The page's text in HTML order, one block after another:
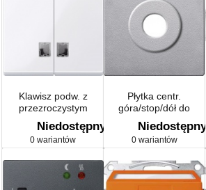
Klawisz podw. z
przezroczystym
prostokąt.
okienk.sygnliz. Sys M
Niedostępny
0 wariantów
Płytka centr.
góra/stop/dół do
mech. 3poł. łącz.
Kluczem
Niedostępny
0 wariantów